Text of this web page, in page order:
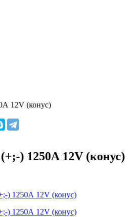
12V (конус)
) 1250А 12V (конус)